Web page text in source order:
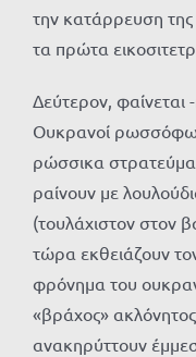
την κατάρρευση
τα πρώτα
Δεύτερον, φαίνεται
Ουκρανοί
ρώσσικα
ραίνουν με
(τουλάχιστον στον
τώρα εκθειάζουν
φρόνημα του
«βράχος»
ανακηρύττουν